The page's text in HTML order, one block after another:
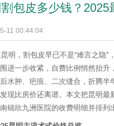
包皮多少钱？2025
11 00:44:04
明，割包皮早已不是“难言之隐”
进一步收紧，自费比例悄然抬升
水肿、疤痕、二次缝合，折腾半
现比房价还离谱。本文把昆明最
锦欣九洲医院的收费明细并排列